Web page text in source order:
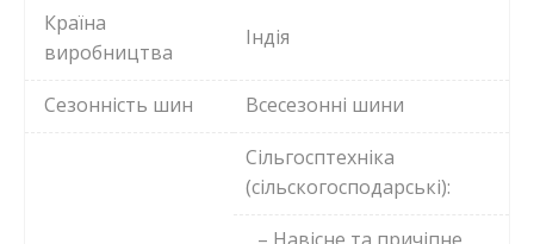
Країна
виробництва
Індія
Сезонність шин Всесезонні шини
Сільгосптехніка
(сільскогосподарські):